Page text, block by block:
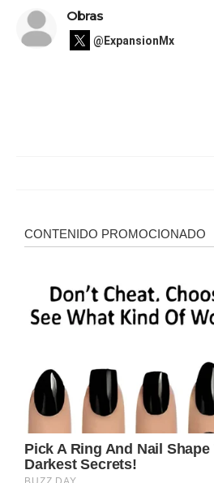
Obras
@ExpansionMx